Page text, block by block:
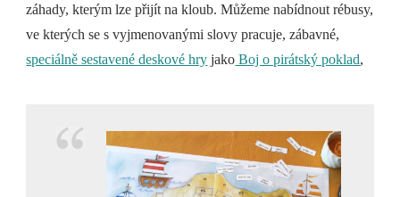
záhady, kterým lze přijít na kloub. Můžeme nabídnout rébusy,
ve kterých se s vyjmenovanými slovy pracuje, zábavné,
speciálně sestavené deskové hry jako Boj o pirátský poklad,